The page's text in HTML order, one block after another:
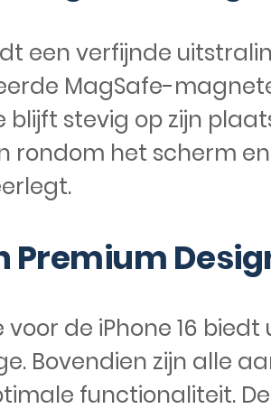
een verfijnde
MagSafe-
stevig op zijn
het scherm
Premium
de iPhone 16
Bovendien zijn alle
functionaliteit.